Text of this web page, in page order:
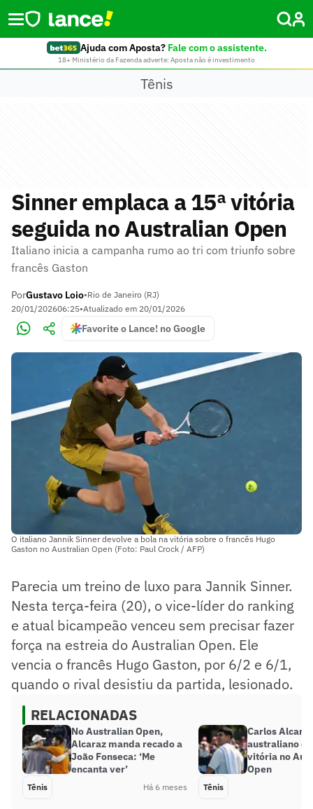
Ajuda com Aposta? Fale com o assistente.
18+ Ministério da Fazenda adverte: Aposta não é investimento
Tênis
Sinner emplaca a 15ª vitória
seguida no Australian Open
Italiano inicia a campanha rumo ao tri com triunfo sobre
francês Gaston
PorGustavo Loio•Rio de Janeiro (RJ)
20/01/202606:25•Atualizado em 20/01/2026
Favorite o Lance! no Google
O italiano Jannik Sinner devolve a bola na vitória sobre o francês Hugo
Gaston no Australian Open (Foto: Paul Crock / AFP)
Parecia um treino de luxo para Jannik Sinner.
Nesta terça-feira (20), o vice-líder do ranking
e atual bicampeão venceu sem precisar fazer
força na estreia do Australian Open. Ele
vencia o francês Hugo Gaston, por 6/2 e 6/1,
quando o rival desistiu da partida, lesionado.
RELACIONADAS
No Australian Open,
Alcaraz manda recado a
João Fonseca: ‘Me
encanta ver’
Tênis Há 6 meses
Carlos
australiano e
vitória no
Open
Tênis